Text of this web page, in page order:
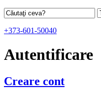
+373-601-50040
Autentificare
Creare cont